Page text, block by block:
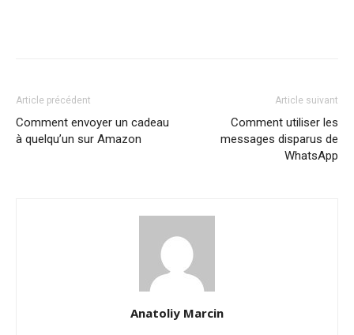
Article précédent
Comment envoyer un cadeau
à quelqu’un sur Amazon
Article suivant
Comment utiliser les
messages disparus de
WhatsApp
Anatoliy Marcin